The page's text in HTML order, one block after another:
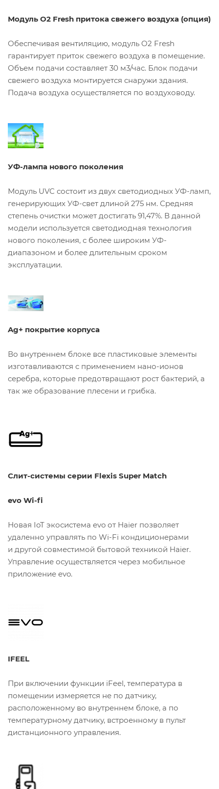
Модуль O2 Fresh притока свежего воздуха (опция)
Обеспечивая вентиляцию, модуль O2 Fresh
гарантирует приток свежего воздуха в помещение.
Объем подачи составляет 30 м3/час. Блок подачи
свежего воздуха монтируется снаружи здания.
Подача воздуха осуществляется по воздуховоду.
УФ-лампа нового поколения
Модуль UVC состоит из двух светодиодных УФ-ламп,
генерирующих УФ-свет длиной 275 нм. Средняя
степень очистки может достигать 91,47%. В данной
модели используется светодиодная технология
нового поколения, с более широким УФ-
диапазоном и более длительным сроком
эксплуатации.
Ag+ покрытие корпуса
Во внутреннем блоке все пластиковые элементы
изготавливаются с применением нано-ионов
серебра, которые предотвращают рост бактерий, а
так же образование плесени и грибка.
Слит-системы серии Flexis Super Match
evo Wi-fi
Новая IoT экосистема evo от Haier позволяет
удаленно управлять по Wi-Fi кондиционерами
и другой совместимой бытовой техникой Haier.
Управление осуществляется через мобильное
приложение evo.
IFEEL
При включении функции iFeel, температура в
помещении измеряется не по датчику,
расположенному во внутреннем блоке, а по
температурному датчику, встроенному в пульт
дистанционного управления.